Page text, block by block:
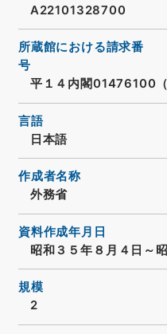
A22101328700
所蔵館における請求番
号
平１４内閣01476100（
言語
日本語
作成者名称
外務省
資料作成年月日
昭和３５年８月４日～
規模
2